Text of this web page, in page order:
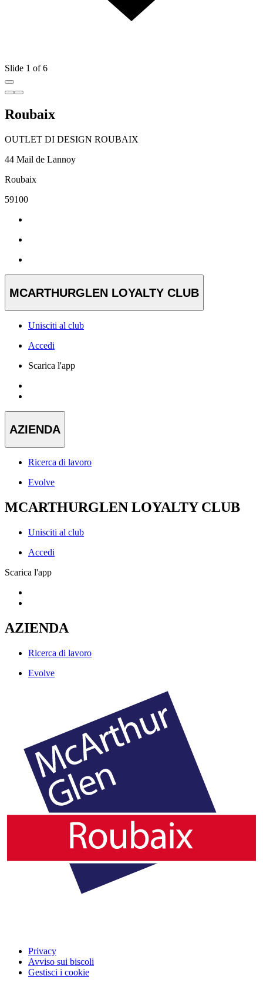
Slide 1 of 6
Roubaix
OUTLET DI DESIGN ROUBAIX
44 Mail de Lannoy
Roubaix
59100
MCARTHURGLEN LOYALTY CLUB
Unisciti al club
Accedi
Scarica l'app
AZIENDA
Ricerca di lavoro
Evolve
MCARTHURGLEN LOYALTY CLUB
Unisciti al club
Accedi
Scarica l'app
AZIENDA
Ricerca di lavoro
Evolve
Privacy
Avviso sui biscoli
Gestisci i cookie